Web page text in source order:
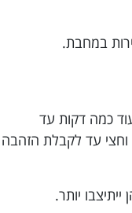
במחבת.
כמה דקות עד
וחצי עד לקבלת הזהבה